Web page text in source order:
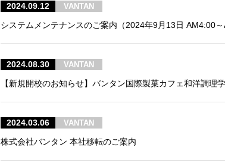
2024.09.12 VANTAN
システムメンテナンスのご案内（2024年9月13日 AM4:00～
2024.08.30 VANTAN
【新規開校のお知らせ】バンタン国際製菓カフェ和洋調理
2024.03.06 VANTAN
株式会社バンタン 本社移転のご案内